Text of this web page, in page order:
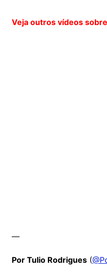
Veja outros vídeos
—
Por Tulio Rodrigues(